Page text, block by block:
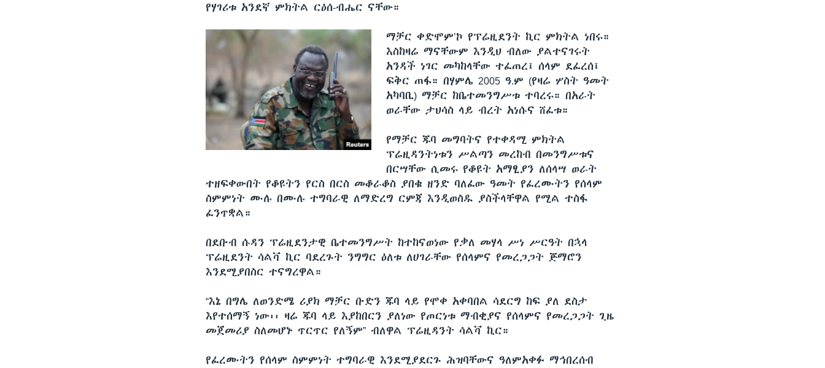
የሃገሪቱ አንደኛ ምክትል ርዕሰ-ብሔር ናቸው።
ማቻር ቀድሞም’ኮ የፕሬዚደንት ኪር ምክትል ነበሩ።
እስከዛሬ ማናቸውም እንዲህ ብለው ያልተናገሩት
አንዳች ነገር መካከላቸው ተፈጠረ፤ ሰላም ደፈረሰ፤
ፍቅር ጠፋ። በሃምሌ 2005 ዓ.ም (የዛሬ ሦስት ዓመት
አካባቢ) ማቻር ከቤተመንግሥቱ ተባረሩ። በአራት
ወራቸው ታህሳስ ላይ ብረት አነሱና ሸፈቱ።
የማቻር ጁባ መግባትና የተቀዳሚ ምክትል
ፕሬዚዳንትነቱን ሥልጣን መረከብ በመንግሥቱና
በርሣቸው ሲመሩ የቆዩት አማፂያን ለሰላሣ ወራት
ተዘፍቀውበት የቆዩትን የርስ በርስ መቆራቆስ ያበቁ ዘንድ ባለፈው ዓመት የፈረሙትን የሰላም
ስምምነት ሙሉ በሙሉ ተግባራዊ ለማድረግ ርምጃ እንዲወስዱ ያስችላቸዋል የሚል ተስፋ
ፈንጥቋል።
በደቡብ ሱዳን ፕሬዚደንታዊ ቤተመንግሥት ከተከናወነው የቃለ መሃላ ሥነ ሥርዓት በኋላ
ፕሬዚደንት ሳልቫ ኪር ባደረጉት ንግግር ዕለቱ ለሀገራቸው የሰላምና የመረጋጋት ጅማሮን
እንደሚያበስር ተናግረዋል።
“እኔ በግሌ ለወንድሜ ሪያክ ማቻር ቡድን ጁባ ላይ የሞቀ አቀባበል ሳደርግ ከፍ ያለ ደስታ
እየተሰማኝ ነው፡፡ ዛሬ ጁባ ላይ እያከበርን ያለነው የጦርነቱ ማብቂያና የሰላምና የመረጋጋት ጊዜ
መጀመሪያ ስለመሆኑ ጥርጥር የለኝም” ብለዋል ፕሬዚዳንት ሳልቫ ኪር።
የፈረሙትን የሰላም ስምምነት ተግባራዊ እንደሚያደርጉ ሕዝባቸውና ዓለምአቀፉ ማኅበረሰብ